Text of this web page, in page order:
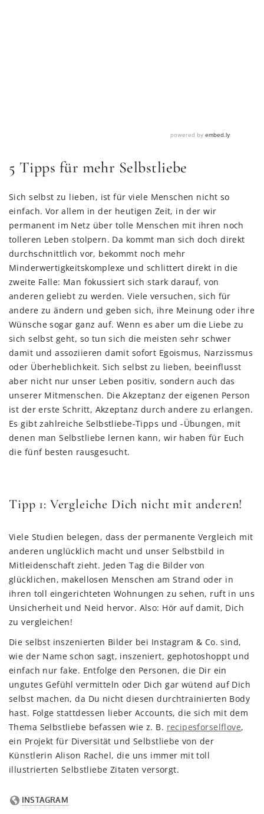
5 Tipps für mehr Selbstliebe
Sich selbst zu lieben, ist für viele Menschen nicht so
einfach. Vor allem in der heutigen Zeit, in der wir
permanent im Netz über tolle Menschen mit ihren noch
tolleren Leben stolpern. Da kommt man sich doch direkt
durchschnittlich vor, bekommt noch mehr
Minderwertigkeitskomplexe und schlittert direkt in die
zweite Falle: Man fokussiert sich stark darauf, von
anderen geliebt zu werden. Viele versuchen, sich für
andere zu ändern und geben sich, ihre Meinung oder ihre
Wünsche sogar ganz auf. Wenn es aber um die Liebe zu
sich selbst geht, so tun sich die meisten sehr schwer
damit und assoziieren damit sofort Egoismus, Narzissmus
oder Überheblichkeit. Sich selbst zu lieben, beeinflusst
aber nicht nur unser Leben positiv, sondern auch das
unserer Mitmenschen. Die Akzeptanz der eigenen Person
ist der erste Schritt, Akzeptanz durch andere zu erlangen.
Es gibt zahlreiche Selbstliebe-Tipps und -Übungen, mit
denen man Selbstliebe lernen kann, wir haben für Euch
die fünf besten rausgesucht.
Tipp 1: Vergleiche Dich nicht mit anderen!
Viele Studien belegen, dass der permanente Vergleich mit
anderen unglücklich macht und unser Selbstbild in
Mitleidenschaft zieht. Jeden Tag die Bilder von
glücklichen, makellosen Menschen am Strand oder in
ihren toll eingerichteten Wohnungen zu sehen, ruft in uns
Unsicherheit und Neid hervor. Also: Hör auf damit, Dich
zu vergleichen!
Die selbst inszenierten Bilder bei Instagram & Co. sind,
wie der Name schon sagt, inszeniert, gephotoshoppt und
einfach nur fake. Entfolge den Personen, die Dir ein
ungutes Gefühl vermitteln oder Dich gar wütend auf Dich
selbst machen, da Du nicht diesen durchtrainierten Body
hast. Folge stattdessen lieber Accounts, die sich mit dem
Thema Selbstliebe befassen wie z. B. recipesforselflove,
ein Projekt für Diversität und Selbstliebe von der
Künstlerin Alison Rachel, die uns immer mit toll
illustrierten Selbstliebe Zitaten versorgt.